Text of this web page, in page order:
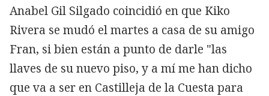
Anabel Gil Silgado coincidió en que Kiko
Rivera se mudó el martes a casa de su amigo
Fran, si bien están a punto de darle "las
llaves de su nuevo piso, y a mí me han dicho
que va a ser en Castilleja de la Cuesta para